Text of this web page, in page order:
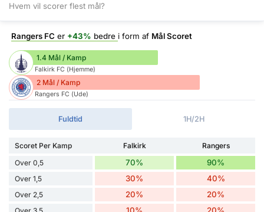
Hvem vil scorer flest mål?
Rangers FC er +43% bedre i form af Mål Scoret
1.4 Mål / Kamp
Falkirk FC (Hjemme)
2 Mål / Kamp
Rangers FC (Ude)
Fuldtid 1H/2H
Scoret Per Kamp Falkirk
Rangers
Over 0,5
70% 90%
Over 1,5 30% 40%
Over 2,5 20% 20%
10% 20%